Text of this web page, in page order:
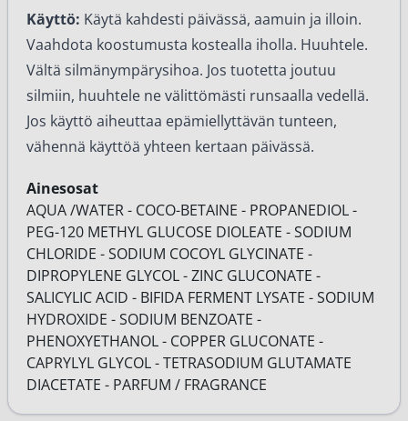
Käyttö: Käytä kahdesti päivässä, aamuin ja illoin.
Vaahdota koostumusta kostealla iholla. Huuhtele.
Vältä silmänympärysihoa. Jos tuotetta joutuu
silmiin, huuhtele ne välittömästi runsaalla vedellä.
Jos käyttö aiheuttaa epämiellyttävän tunteen,
vähennä käyttöä yhteen kertaan päivässä.
Ainesosat
AQUA /WATER - COCO-BETAINE - PROPANEDIOL -
PEG-120 METHYL GLUCOSE DIOLEATE - SODIUM
CHLORIDE - SODIUM COCOYL GLYCINATE -
DIPROPYLENE GLYCOL - ZINC GLUCONATE -
SALICYLIC ACID - BIFIDA FERMENT LYSATE - SODIUM
HYDROXIDE - SODIUM BENZOATE -
PHENOXYETHANOL - COPPER GLUCONATE -
CAPRYLYL GLYCOL - TETRASODIUM GLUTAMATE
DIACETATE - PARFUM / FRAGRANCE